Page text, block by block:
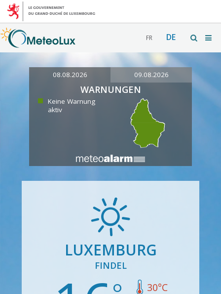
FR DE
08.08.2026 09.08.2026
WARNUNGEN
Keine Warnung
aktiv
LUXEMBURG
FINDEL
30°C